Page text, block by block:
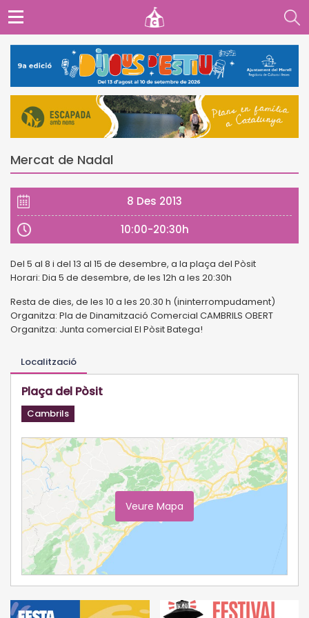
Mercat de Nadal
8 Des 2013
10:00-20:30h
Del 5 al 8 i del 13 al 15 de desembre, a la plaça del Pòsit
Horari: Dia 5 de desembre, de les 12h a les 20:30h
Resta de dies, de les 10 a les 20.30 h (ininterrompudament)
Organitza: Pla de Dinamització Comercial CAMBRILS OBERT
Organitza: Junta comercial El Pòsit Batega!
Localització
Plaça del Pòsit
Cambrils
Veure Mapa